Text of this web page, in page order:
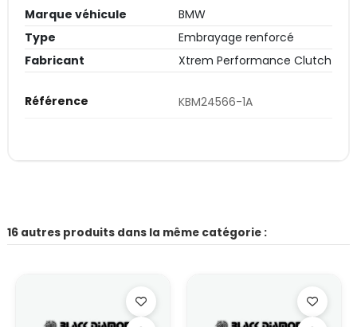
Marque véhicule
BMW
Type
Embrayage renforcé
Fabricant
Xtrem Performance Clutch
Référence KBM24566-1A
16 autres produits dans la même catégorie :